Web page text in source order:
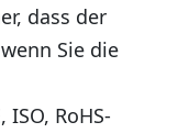
dass der
Sie die
ISO, RoHS-